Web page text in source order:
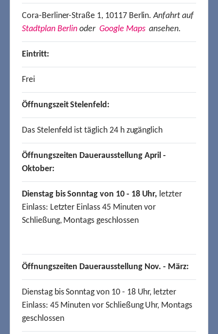
Cora-Berliner-Straße 1, 10117 Berlin.Anfahrt auf
Stadtplan Berlin oder Google Mapsansehen.
Eintritt:
Frei
Öffnungszeit Stelenfeld:
Das Stelenfeld ist täglich 24 h zugänglich
Öffnungszeiten Dauerausstellung April -
Oktober:
Dienstag bis Sonntag von 10 - 18 Uhr, letzter
Einlass: Letzter Einlass 45 Minuten vor
Schließung, Montags geschlossen
Öffnungszeiten Dauerausstellung Nov. - März:
Dienstag bis Sonntag von 10 - 18 Uhr, letzter
Einlass: 45 Minuten vor Schließung Uhr, Montags
geschlossen